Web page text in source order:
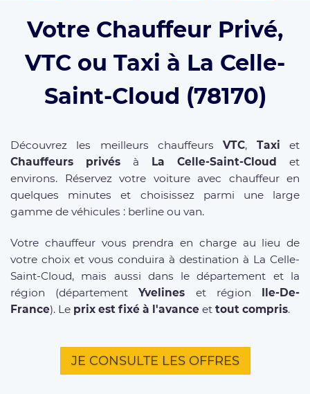
Votre Chauffeur Privé,
VTC ou Taxi à La Celle-
Saint-Cloud (78170)
Découvrez les meilleurs chauffeursVTC, Taxi et
Chauffeurs privés à La Celle-Saint-Cloud et
environs. Réservez votre voiture avec chauffeur en
quelques minutes et choisissez parmi une large
gamme de véhicules : berline ou van.
Votre chauffeur vous prendra en charge au lieu de
votre choix et vous conduira à destination à La Celle-
Saint-Cloud, mais aussi dans le département et la
région (départementYvelines et région
Ile-De-
France). Le prix est fixé à l'avance et tout compris.
JE CONSULTE LES OFFRES